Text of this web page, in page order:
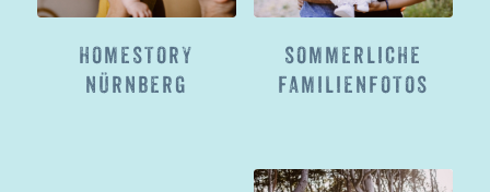
HOMESTORY
NÜRNBERG
SOMMERLICHE
FAMILIENFOTOS